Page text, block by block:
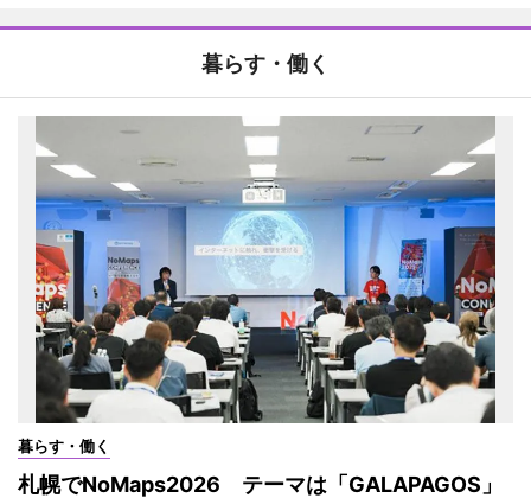
暮らす・働く
暮らす・働く
札幌でNoMaps2026 テーマは「GALAPAGOS」